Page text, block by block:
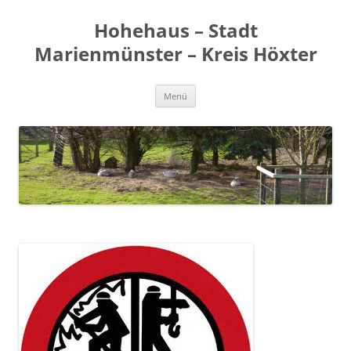
Hohehaus – Stadt
Marienmünster – Kreis Höxter
Menü